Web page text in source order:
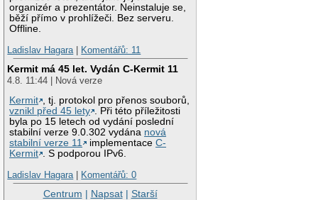
organizér a prezentátor. Neinstaluje se,
běží přímo v prohlížeči. Bez serveru.
Offline.
Ladislav Hagara| Komentářů: 11
Kermit má 45 let. Vydán C-Kermit 11
4.8. 11:44 | Nová verze
Kermit , tj. protokol pro přenos souborů,
vznikl před 45 lety . Při této příležitosti
byla po 15 letech od vydání poslední
stabilní verze 9.0.302 vydána nová
stabilní verze 11
implementaceC-
Kermit . S podporou IPv6.
Ladislav Hagara| Komentářů: 0
Centrum | Napsat| Starší